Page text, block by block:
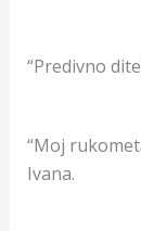
“Predivno
“Moj
Ivana.